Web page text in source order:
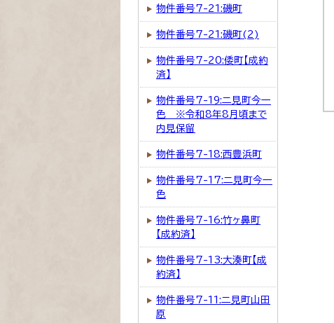
物件番号7-21:磯町
物件番号7-21:磯町(2)
物件番号7-20:倭町【成約
済】
物件番号7-19:二見町今一
色 ※令和8年8月頃まで
内見保留
物件番号7-18:西豊浜町
物件番号7-17:二見町今一
色
物件番号7-16:竹ヶ鼻町
【成約済】
物件番号7-13:大湊町【成
約済】
物件番号7-11:二見町山田
原